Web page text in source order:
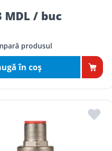
MDL / buc
produsul
în coş